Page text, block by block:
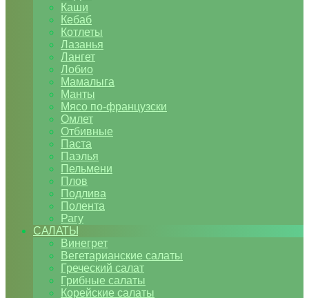
Каши
Кебаб
Котлеты
Лазанья
Лангет
Лобио
Мамалыга
Манты
Мясо по-французски
Омлет
Отбивные
Паста
Паэлья
Пельмени
Плов
Подлива
Полента
Рагу
САЛАТЫ
Винегрет
Вегетарианские салаты
Греческий салат
Грибные салаты
Корейские салаты